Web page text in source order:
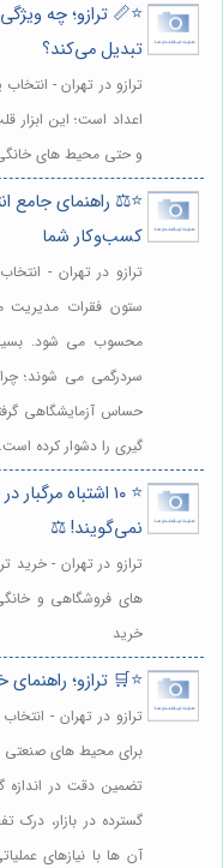
⭐️📏 ترازو؛ چه
تبدیل می‌کند؟
ترازو در تهران -
اعداد است؛ این ابزار
و حتی محیط های
⭐️⚖️ راهنمای جامع
کسب‌وکار شما
ترازو در تهران -
ستون فقرات مدیریت
محسوب می شود.
سردرگمی می شوند؛ چرا
حساس آزمایشگاهی
گیری را دشوار کرده
⭐️ ۱۰ اشتباه
نمی‌گویند! ⚖️
ترازو در تهران - خرید
های فروشگاهی و
خرید
⭐️🛒 ترازو؛
ترازو در تهران -
برای محیط های صنعتی
تضمین دقت در
گسترده در بازار، درک
آن ها با نیازهای